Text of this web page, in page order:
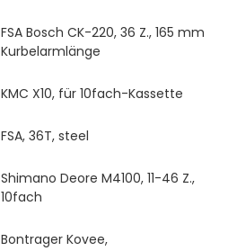
FSA Bosch CK-220, 36 Z., 165 mm
Kurbelarmlänge
KMC X10, für 10fach-Kassette
FSA, 36T, steel
Shimano Deore M4100, 11-46 Z.,
10fach
Bontrager Kovee,